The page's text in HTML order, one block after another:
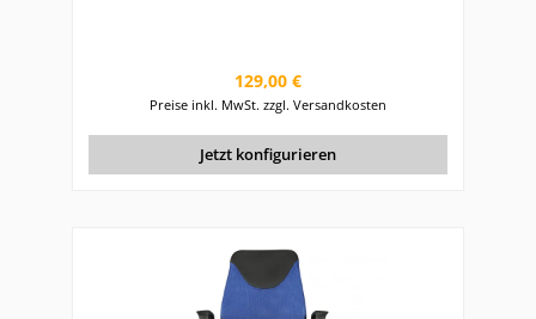
Regulärer Preis:
129,00 €
Preise inkl. MwSt. zzgl. Versandkosten
Jetzt konfigurieren